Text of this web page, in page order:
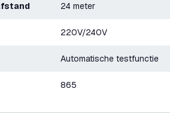
24 meter
220V/240V
Automatische testfunctie
865